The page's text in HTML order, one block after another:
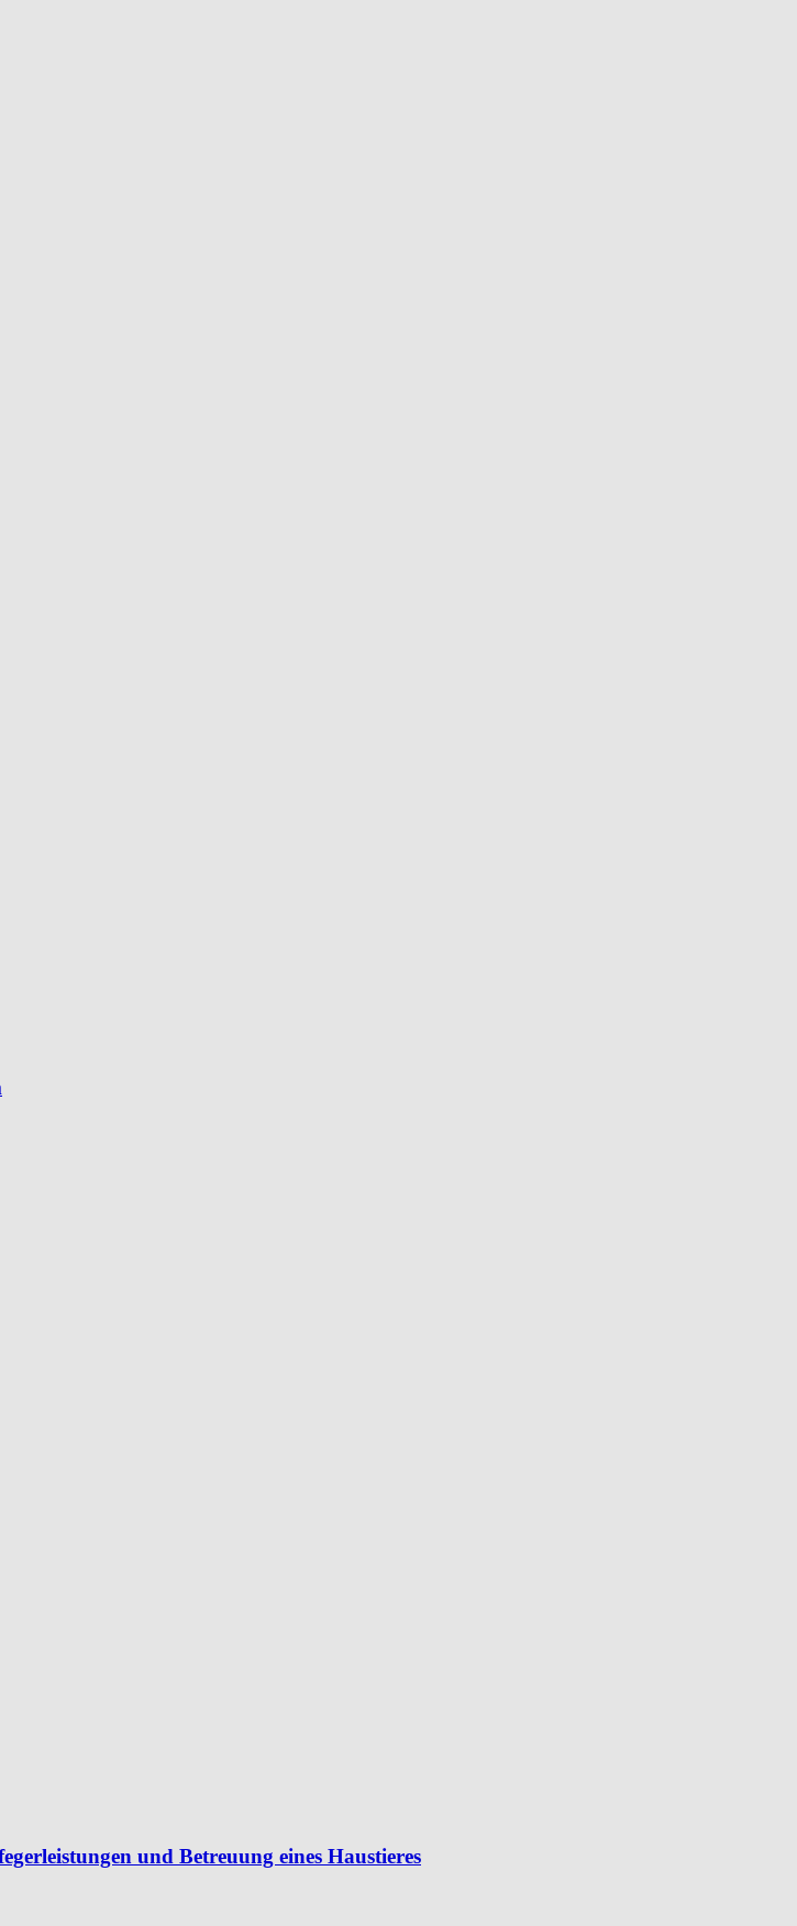
und Betreuung eines Haustieres